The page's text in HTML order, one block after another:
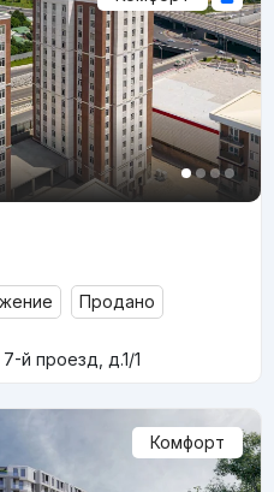
Продано
й проезд, д.1/1
Комфорт